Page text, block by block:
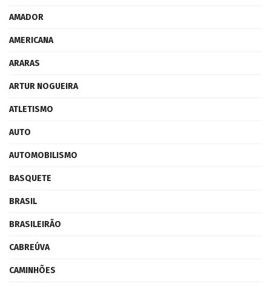
AMADOR
AMERICANA
ARARAS
ARTUR NOGUEIRA
ATLETISMO
AUTO
AUTOMOBILISMO
BASQUETE
BRASIL
BRASILEIRÃO
CABREÚVA
CAMINHÕES